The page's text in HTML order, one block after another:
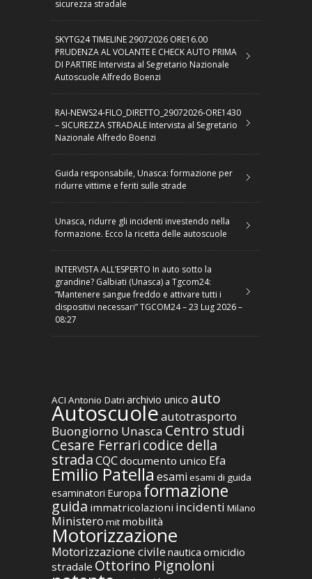
sicurezza stradale
SKYTG24 TIMELINE 29072026 ORE16.00
PRUDENZA AL VOLANTE E CHECK AUTO PRIMA
DI PARTIRE Intervista al Segretario Nazionale
Autoscuole Alfredo Boenzi
RAI-NEWS24-FILO_DIRETTO_29072026-ORE1430
– SICUREZZA STRADALE Intervista al Segretario
Nazionale Alfredo Boenzi
Guida responsabile, Unasca: formazione per
ridurre vittime e feriti sulle strade
Unasca, ridurre gli incidenti investendo nella
formazione. Ecco la ricetta delle autoscuole
INTERVISTA ALL’ESPERTO In auto sotto la
grandine? Galbiati (Unasca) a Tgcom24:
“Mantenere sangue freddo e attivare tutti i
dispositivi necessari” TGCOM24 – 23 Lug 2026 –
08:27
ACI Antonio Datri archivio unico auto
Autoscuoleautotrasporto
Buongiorno Unasca Centro studi
Cesare Ferraricodice della
stradaCQCdocumento unico Efa
Emilio Patella esami esami di guida
esaminatori Europa formazione
guida immatricolazioni incidenti Milano
Ministero mit mobilità
Motorizzazione
Motorizzazione civile nautica omicidio
stradale Ottorino Pignoloni